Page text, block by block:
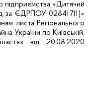
«Дитячий
за ЄДРПОУ 02841711)»
листа Регіонального
України по Київській,
від 20.08.2020